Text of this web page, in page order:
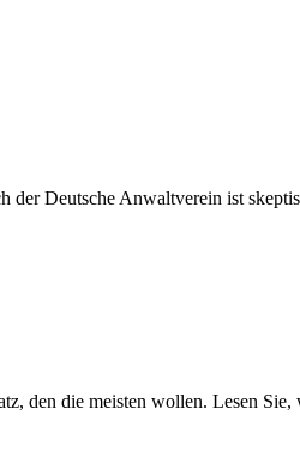
Deutsche Anwaltverein ist
den die meisten wollen. Lesen